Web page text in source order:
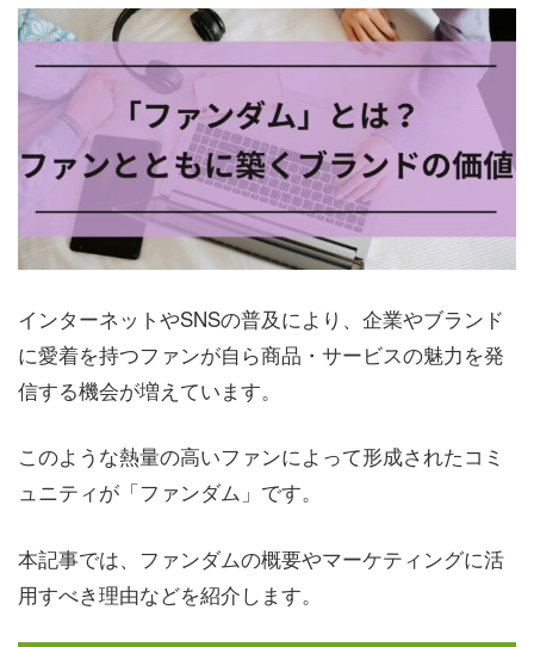
お問い合わせ
インターネットやSNSの普及により、企業やブランド
に愛着を持つファンが自ら商品・サービスの魅力を発
信する機会が増えています。
このような熱量の高いファンによって形成されたコミ
ュニティが「ファンダム」です。
本記事では、ファンダムの概要やマーケティングに活
用すべき理由などを紹介します。